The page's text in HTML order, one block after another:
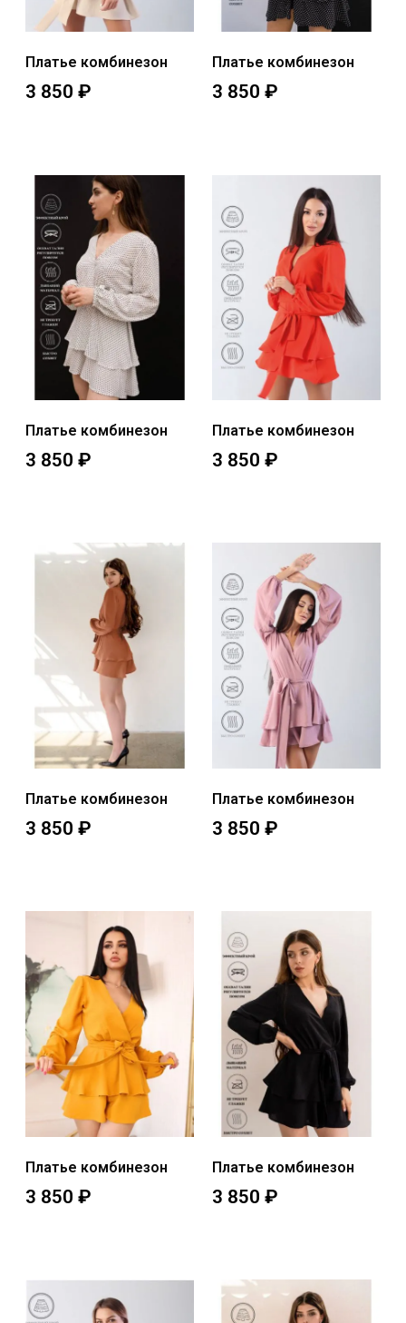
Платье комбинезон
3 850 ₽
Платье комбинезон
3 850 ₽
Платье комбинезон
3 850 ₽
Платье комбинезон
3 850 ₽
Платье комбинезон
3 850 ₽
Платье комбинезон
3 850 ₽
Платье комбинезон
3 850 ₽
Платье комбинезон
3 850 ₽